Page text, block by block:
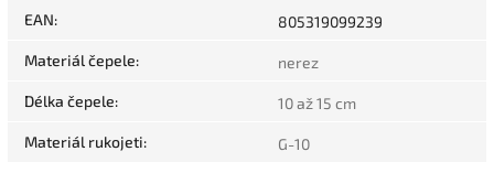
EAN: 805319099239
Materiál čepele: nerez
Délka čepele: 10 až 15 cm
Materiál rukojeti: G-10